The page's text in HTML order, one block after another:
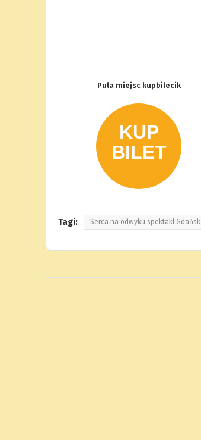
Pula miejsc kupbilecik
Tagi: Serca na odwyku spektakl Gdańsk